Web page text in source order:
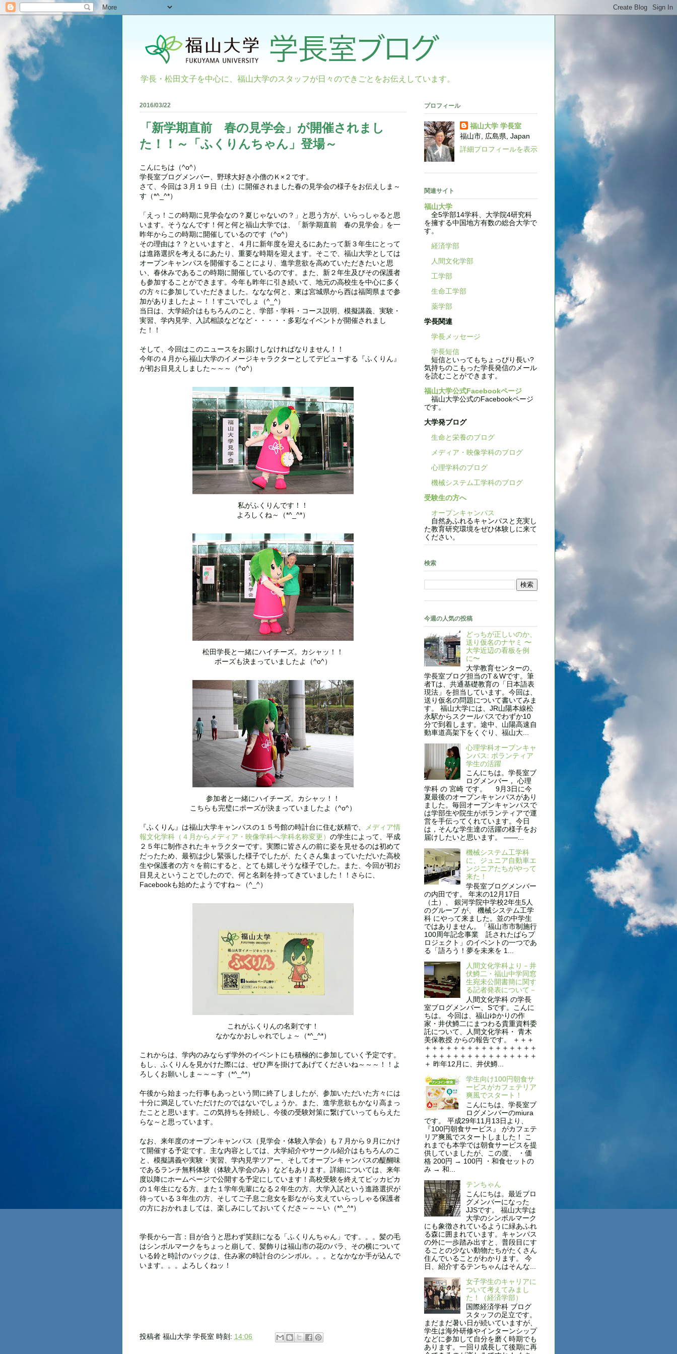
学長・松田文子を中心に、福山大学のスタッフが日々のできごとをお伝えしています。
2016/03/22
「新学期直前 春の見学会」が開催されまし
た！！～「ふくりんちゃん」登場～
こんにちは（^o^）
学長室ブログメンバー、野球大好き小僧のＫ×２です。
さて、今回は３月１９日（土）に開催されました春の見学会の様子をお伝えしま～
す（*^_^*）
「えっ！この時期に見学会なの？夏じゃないの？」と思う方が、いらっしゃると思
います。そうなんです！何と何と福山大学では、「新学期直前 春の見学会」を一
昨年からこの時期に開催しているのです（^o^）
その理由は？？といいますと、４月に新年度を迎えるにあたって新３年生にとって
は進路選択を考えるにあたり、重要な時期を迎えます。そこで、福山大学としては
オープンキャンパスを開催することにより、進学意欲を高めていただきたいと思
い、春休みであるこの時期に開催しているのです。また、新２年生及びその保護者
も参加することができます。今年も昨年に引き続いて、地元の高校生を中心に多く
の方々に参加していただきました。ななな何と、東は宮城県から西は福岡県まで参
加がありましたよ～！！すごいでしょ（^_^）
当日は、大学紹介はもちろんのこと、学部・学科・コース説明、模擬講義、実験・
実習、学内見学、入試相談などなど・・・・・多彩なイベントが開催されまし
た！！
そして、今回はこのニュースをお届けしなければなりません！！
今年の４月から福山大学のイメージキャラクターとしてデビューする『ふくりん』
が初お目見えしました～～～（^o^）
私がふくりんです！！
よろしくね～（*^_^*）
松田学長と一緒にハイチーズ。カシャッ！！
ポーズも決まっていましたよ（^o^）
参加者と一緒にハイチーズ。カシャッ！！
こちらも完璧にポーズが決まっていましたよ（^o^）
『ふくりん』は福山大学キャンパスの１５号館の時計台に住む妖精で、
メディア情
報文化学科（４月からメディア・映像学科へ学科名称変更） の学生によって、平成
２５年に制作されたキャラクターです。実際に皆さんの前に姿を見せるのは初めて
だったため、最初は少し緊張した様子でしたが、たくさん集まっていただいた高校
生や保護者の方々を前にすると、とても嬉しそうな様子でした。また、今回が初お
目見えということでしたので、何と名刺を持ってきていました！！さらに、
Facebookも始めたようですね～（^_^）
これがふくりんの名刺です！
なかなかおしゃれでしょ～（*^_^*）
これからは、学内のみならず学外のイベントにも積極的に参加していく予定です。
もし、ふくりんを見かけた際には、ぜひ声を掛けてあげてくださいね～～～！！よ
ろしくお願いしま～～～す（*^_^*）
午後から始まった行事もあっという間に終了しましたが、参加いただいた方々には
十分に満足していただけたのではないでしょうか。また、進学意欲もかなり高まっ
たことと思います。この気持ちを持続し、今後の受験対策に繋げていってもらえた
らな～と思っています。
なお、来年度のオープンキャンパス（見学会・体験入学会）も７月から９月にかけ
て開催する予定です。主な内容としては、大学紹介やサークル紹介はもちろんのこ
と、模擬講義や実験・実習、学内見学ツアー、そしてオープンキャンパスの醍醐味
であるランチ無料体験（体験入学会のみ）などもあります。詳細については、来年
度以降にホームページで公開する予定にしています！高校受験を終えてピッカピカ
の１年生になる方、また１学年先輩になる２年生の方、大学入試という進路選択が
待っている３年生の方、そしてご子息ご息女を影ながら支えていらっしゃる保護者
の方におかれましては、楽しみにしておいてくださ～～～い（*^_^*）
学長から一言：目が合うと思わず笑顔になる「ふくりんちゃん」です。。。髪の毛
はシンボルマークをちょっと崩して、髪飾りは福山市の花のバラ、その横について
いる鈴と時計のバックは、住み家の時計台のシンボル。。。となかなか手が込んで
います。。。よろしくねッ！
投稿者 福山大学 学長室 時刻: 14:06
プロフィール
福山大学 学長室
福山市, 広島県, Japan
詳細プロフィールを表示
関連サイト
福山大学
全5学部14学科、大学院4研究科
を擁する中国地方有数の総合大学で
す。
経済学部
人間文化学部
工学部
生命工学部
薬学部
学長関連
学長メッセージ
学長短信
短信といってもちょっぴり長い?
気持ちのこもった学長発信のメール
を読むことができます。
福山大学公式Facebookページ
福山大学公式のFacebookページ
です。
大学発ブログ
生命と栄養のブログ
メディア・映像学科のブログ
心理学科のブログ
機械システム工学科のブログ
受験生の方へ
オープンキャンパス
自然あふれるキャンパスと充実し
た教育研究環境をぜひ体験しに来て
ください。
検索
今週の人気の投稿
どっちが正しいのか、
送り仮名のナヤミ 〜
大学近辺の看板を例
に〜
大学教育センターの、
学長室ブログ担当のT＆Wです。筆
者Tは、共通基礎教育の「日本語表
現法」を担当しています。今回は、
送り仮名の問題について書いてみま
す。 福山大学には、JR山陽本線松
永駅からスクールバスでわずか10
分で到着します。途中、山陽高速自
動車道高架下をくぐり、福山大...
心理学科オープンキャ
ンパス: ボランティア
学生の活躍
こんにちは。学長室ブ
ログメンバー， 心理
学科 の 宮崎 です。 9月3日に今
夏最後のオープンキャンパスがあり
ました。毎回オープンキャンパスで
は学部生や院生がボランティアで運
営を手伝ってくれています。今日
は，そんな学生達の活躍の様子をお
届けしたいと思います。 ——...
機械システム工学科
に、ジュニア自動車エ
ンジニアたちがやって
来た！
学長室ブログメンバー
の内田です。 年末の12月17日
（土）、 銀河学院中学校2年生5人
のグループ が、 機械システム工学
科 にやって来ました。並の中学生
ではありません。「福山市市制施行
100周年記念事業 託されたばらプ
ロジェクト」のイベントの一つであ
る「語ろう！夢を未来を 1...
人間文化学科より－井
伏鱒二・福山中学同窓
生宛未公開書簡に関す
る記者発表について－
人間文化学科 の学長
室ブログメンバー、Sです。こんに
ちは。 今回は、福山ゆかりの作
家・井伏鱒二にまつわる貴重資料委
託について、人間文化学科・ 青木
美保教授 からの報告です。 ＋＋＋
＋＋＋＋＋＋＋＋＋＋＋＋＋＋＋＋
＋＋＋＋＋＋＋＋＋＋＋＋＋＋＋＋
＋ 昨年12月に、井伏鱒...
学生向け100円朝食サ
ービスがカフェテリア
爽風でスタート！
こんにちは、学長室ブ
ログメンバーのmiura
です。 平成29年11月13日より、
『100円朝食サービス』 がカフェテ
リア爽風でスタートしました！ こ
れまでも本学では朝食サービスを提
供していましたが、この度、 ・価
格 200円 → 100円 ・和食セットの
み → 和...
テンちゃん
こんにちは。最近ブロ
グメンバーになった
JJSです。 福山大学は
大学のシンボルマーク
にも象徴されているように緑あふれ
る森に囲まれています。キャンパス
の外に一歩踏み出すと、普段目にす
ることの少ない動物たちがたくさん
住んでいることがわかります。 今
日、紹介するテンちゃんはそんな...
女子学生のキャリアに
ついて考えてみまし
た！（経済学部）
国際経済学科 ブログ
スタッフの足立です。
まだまだ暑い日が続いていますが、
学生は海外研修やインターンシップ
などに参加して自分を磨く時期でも
あります。一回り成長して後期に再